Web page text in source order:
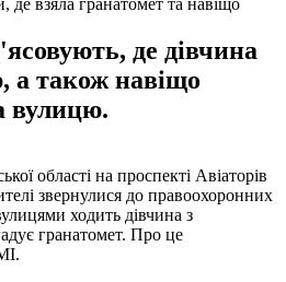
де дівчина
а також навіщо
вулицю.
області на проспекті Авіаторів
звернулися до правоохоронних
ходить дівчина з
гранатомет. Про це